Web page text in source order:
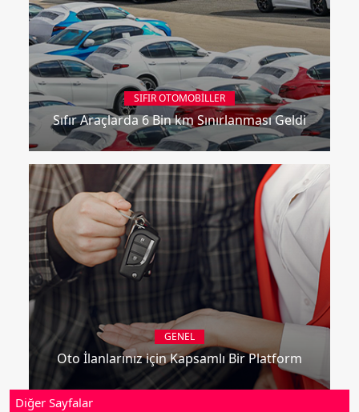
SIFIR OTOMOBILLER
Sıfır Araçlarda 6 Bin km Sınırlanması Geldi
GENEL
Oto İlanlarınız için Kapsamlı Bir Platform
Diğer Sayfalar